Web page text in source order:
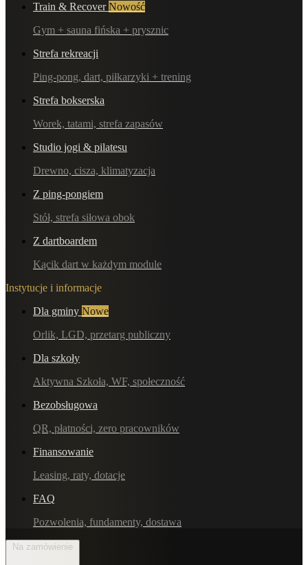
Train & Recover Nowość
Gym + sauna fińska + prysznic
Strefa rekreacji
Ping-pong, dart, piłkarzyki + trening
Strefa bokserska
Worek, tatami, strefa zapasów
Studio jogi & pilatesu
Drewno, cisza, klimatyzacja
Z ping-pongiem
Stół, strefa siłowa obok
Z dartboardem
Kącik dart w każdym module
Instytucje i informacje
Dla gminy Nowe
Orlik, LGD, przetarg publiczny
Dla szkoły
Aktywna Szkoła, WF, społeczność
Bezobsługowa
QR, płatności, zero pracowników
Finansowanie
Leasing, raty, dotacje
FAQ
Pozwolenia, fundamenty, dostawa